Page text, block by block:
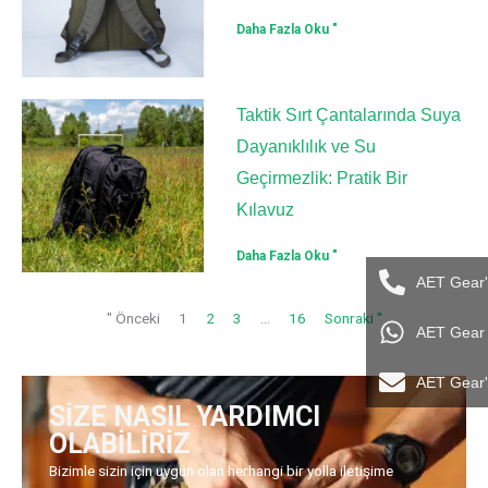
Daha Fazla Oku "
Taktik Sırt Çantalarında Suya
Dayanıklılık ve Su
Geçirmezlik: Pratik Bir
Kılavuz
Daha Fazla Oku "
" Önceki 1 2 3 16 Sonraki "
SİZE NASIL YARDIMCI
OLABİLİRİZ
Bizimle sizin için uygun olan herhangi bir yolla iletişime
AET
AET
AET